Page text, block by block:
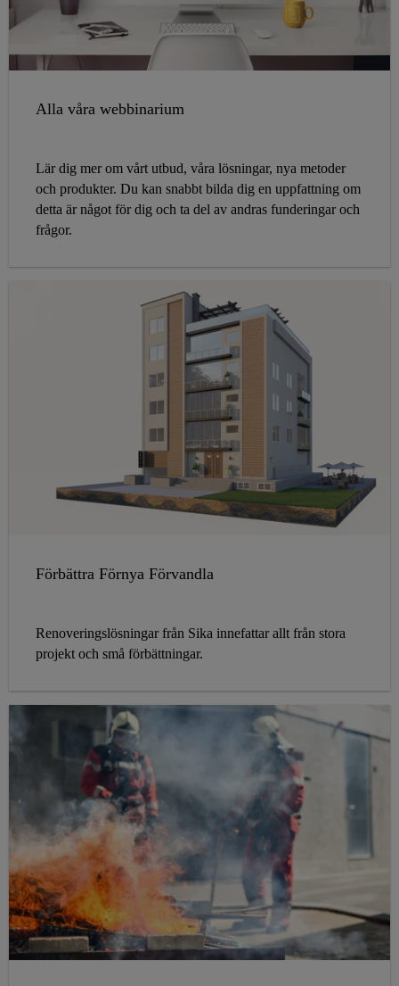
Alla våra webbinarium
Lär dig mer om vårt utbud, våra lösningar, nya metoder
och produkter. Du kan snabbt bilda dig en uppfattning om
detta är något för dig och ta del av andras funderingar och
frågor.
Förbättra Förnya Förvandla
Renoveringslösningar från Sika innefattar allt från stora
projekt och små förbättningar.